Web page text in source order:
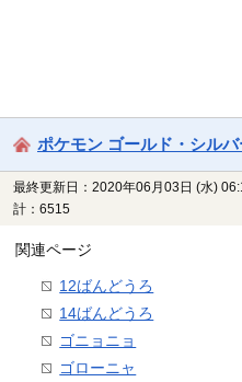
ポケモン ゴールド・シル
最終更新日：2020年06月03日 (水)
計：6515
関連ページ
12ばんどうろ
14ばんどうろ
ゴニョニョ
ゴローニャ